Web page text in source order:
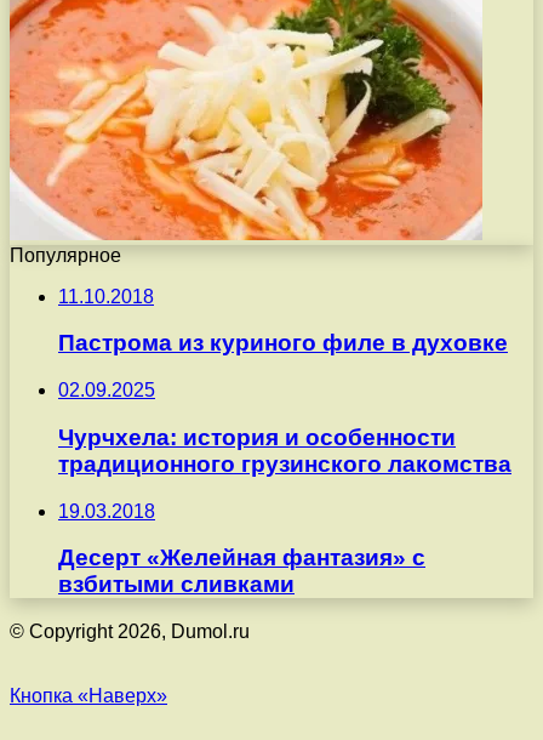
Популярное
11.10.2018
Пастрома из куриного филе в духовке
02.09.2025
Чурчхела: история и особенности
традиционного грузинского лакомства
19.03.2018
Десерт «Желейная фантазия» с
взбитыми сливками
© Copyright 2026, Dumol.ru
Кнопка «Наверх»